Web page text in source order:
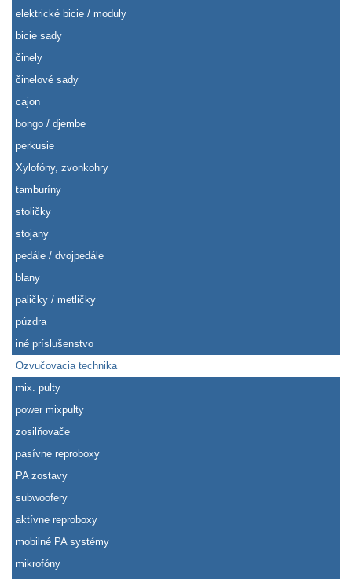
elektrické bicie / moduly
bicie sady
činely
činelové sady
cajon
bongo / djembe
perkusie
Xylofóny, zvonkohry
tamburíny
stoličky
stojany
pedále / dvojpedále
blany
paličky / metličky
púzdra
iné príslušenstvo
Ozvučovacia technika
mix. pulty
power mixpulty
zosilňovače
pasívne reproboxy
PA zostavy
subwoofery
aktívne reproboxy
mobilné PA systémy
mikrofóny